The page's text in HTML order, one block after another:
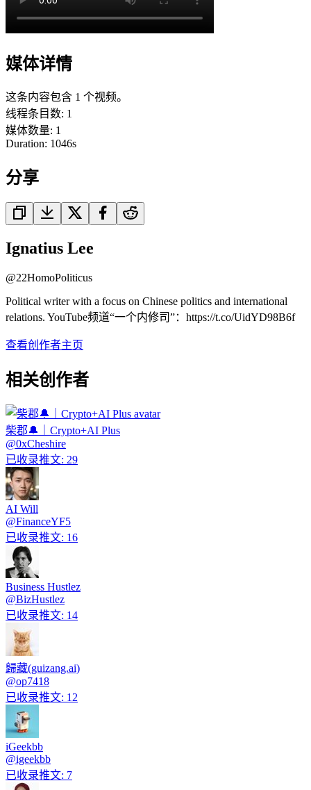
媒体详情
这条内容包含 1 个视频。
线程条目数: 1
媒体数量: 1
Duration: 1046s
分享
Ignatius Lee
@22HomoPoliticus
Political writer with a focus on Chinese politics and international
relations. YouTube频道“一个内修司”：https://t.co/UidYD98B6f
查看创作者主页
相关创作者
柴郡🔔｜Crypto+AI Plus
@0xCheshire
已收录推文: 29
AI Will
@FinanceYF5
已收录推文: 16
Business Hustlez
@BizHustlez
已收录推文: 14
歸藏(guizang.ai)
@op7418
已收录推文: 12
iGeekbb
@igeekbb
已收录推文: 7